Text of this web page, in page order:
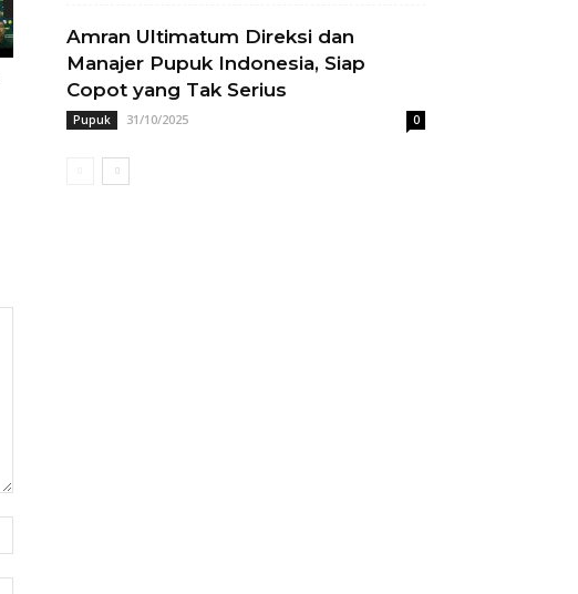
Amran Ultimatum Direksi dan
Manajer Pupuk Indonesia, Siap
Copot yang Tak Serius
Pupuk 31/10/2025 0